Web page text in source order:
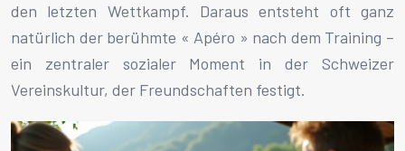
den letzten Wettkampf. Daraus entsteht oft ganz
natürlich der berühmte « Apéro » nach dem Training –
ein zentraler sozialer Moment in der Schweizer
Vereinskultur, der Freundschaften festigt.